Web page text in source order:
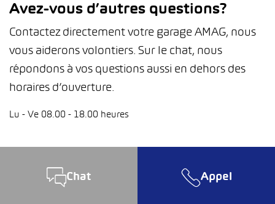
Avez-vous d’autres questions?
Contactez directement votre garage AMAG, nous
vous aiderons volontiers. Sur le chat, nous
répondons à vos questions aussi en dehors des
horaires d’ouverture.
Lu - Ve 08.00 - 18.00 heures
Chat Appel